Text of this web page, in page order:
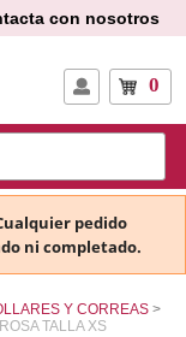
con nosotros
0
pedido
ni completado.
Y CORREAS
TALLA XS